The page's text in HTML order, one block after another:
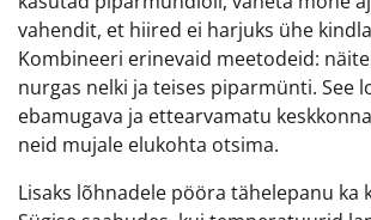
vahendit, et hiired ei harjuks ühe
Kombineeri erinevaid meetodeid:
nurgas nelki ja teises piparmünti. See
ebamugava ja ettearvamatu
neid mujale elukohta otsima.
Lisaks lõhnadele pööra tähelepanu ka